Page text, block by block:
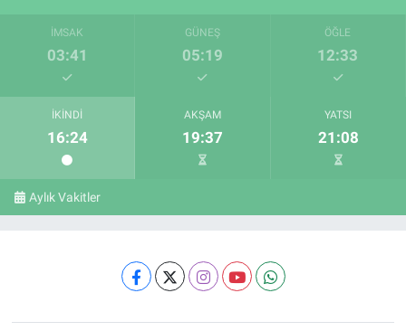
İMSAK
03:41
GÜNEŞ
05:19
ÖĞLE
12:33
İKINDI
16:24
AKŞAM
19:37
YATSI
21:08
Aylık Vakitler